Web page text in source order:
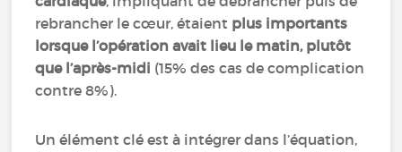
rebrancher le cœur, étaient plus importants
lorsque l’opération avait lieu le matin, plutôt
que l’après-midi (15% des cas de complication
contre 8%).
Un élément clé est à intégrer dans l’équation,